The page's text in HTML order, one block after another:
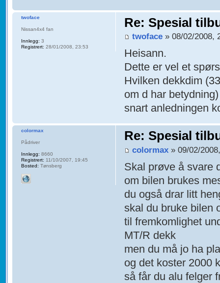
Re: Spesial
twoface » 08/02/2008,
Heisann.
Dette er vel et
Hvilken dekkdim
om d har
snart anledningen
twoface
Nissan4x4 fan
Innlegg: 3
Registrert: 28/01/2008, 23:53
Re: Spesial
colormax » 09/02/
Skal prøve å svare
om bilen brukes
du også drar litt
skal du bruke bilen
til fremkomlighet
MT/R dekk
men du må jo ha
og det koster 2000
så får du alu felger
colormax
Pådriver
Innlegg: 8660
Registrert: 11/10/2007, 19:45
Bosted: Tønsberg